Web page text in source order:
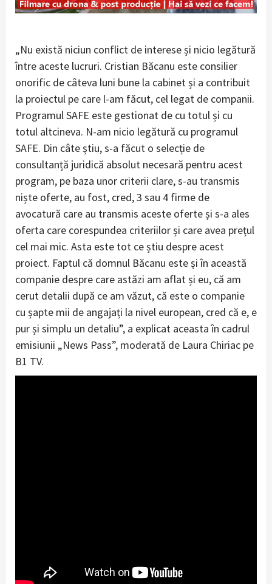
„Nu există niciun conflict de interese și nicio legătură
între aceste lucruri. Cristian Băcanu este consilier
onorific de câteva luni bune la cabinet și a contribuit
la proiectul pe care l-am făcut, cel legat de companii.
Programul SAFE este gestionat de cu totul și cu
totul altcineva. N-am nicio legătură cu programul
SAFE. Din câte știu, s-a făcut o selecție de
consultanță juridică absolut necesară pentru acest
program, pe baza unor criterii clare, s-au transmis
niște oferte, au fost, cred, 3 sau 4 firme de
avocatură care au transmis aceste oferte și s-a ales
oferta care corespundea criteriilor și care avea prețul
cel mai mic. Asta este tot ce știu despre acest
proiect. Faptul că domnul Băcanu este și în această
companie despre care astăzi am aflat și eu, că am
cerut detalii după ce am văzut, că este o companie
cu șapte mii de angajați la nivel european, cred că e, e
pur și simplu un detaliu”, a explicat aceasta în cadrul
emisiunii „News Pass”, moderată de Laura Chiriac pe
B1 TV.